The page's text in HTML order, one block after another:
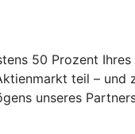
50 Prozent
teil – und
unseres